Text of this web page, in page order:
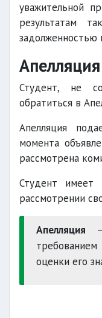
уважительной
результатам
задолженностью
Апелляция
Студент, не
обратиться в
Апелляция
момента
рассмотрена
Студент имеет
рассмотрении
Апелляция
оценки его